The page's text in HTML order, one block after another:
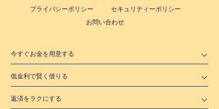
プライバシーポリシー
セキュリティーポリシー
お問い合わせ
今すぐお金を用意する
低金利で賢く借りる
返済をラクにする